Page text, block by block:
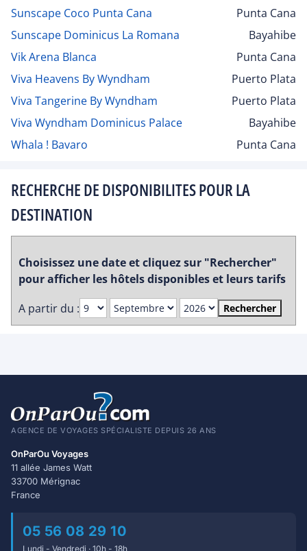
Sunscape Coco Punta Cana
Punta Cana
Sunscape Dominicus La Romana
Bayahibe
Vik Arena Blanca
Punta Cana
Viva Heavens By Wyndham
Puerto Plata
Viva Tangerine By Wyndham
Puerto Plata
Viva Wyndham Dominicus Palace
Bayahibe
Whala ! Bavaro
Punta Cana
RECHERCHE DE DISPONIBILITES POUR LA
DESTINATION
Choisissez une date et cliquez sur "Rechercher"
pour afficher les hôtels disponibles et leurs tarifs
A partir du :
Rechercher
AGENCE DE VOYAGES SPÉCIALISTE DEPUIS 26 ANS
OnParOu Voyages
11 allée James Watt
33700 Mérignac
France
05 56 08 29 10
Lundi - Vendredi · 10h - 18h